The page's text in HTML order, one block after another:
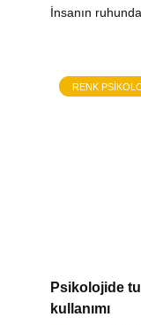
İnsanın
RENK
Psikolojide
kullanımı